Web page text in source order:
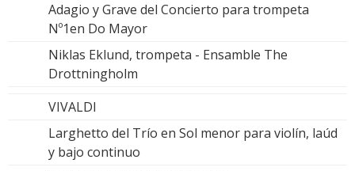
Adagio y Grave del Concierto para trompeta
Nº1en Do Mayor
Niklas Eklund, trompeta - Ensamble The
Drottningholm
VIVALDI
Larghetto del Trío en Sol menor para violín, laúd
y bajo continuo